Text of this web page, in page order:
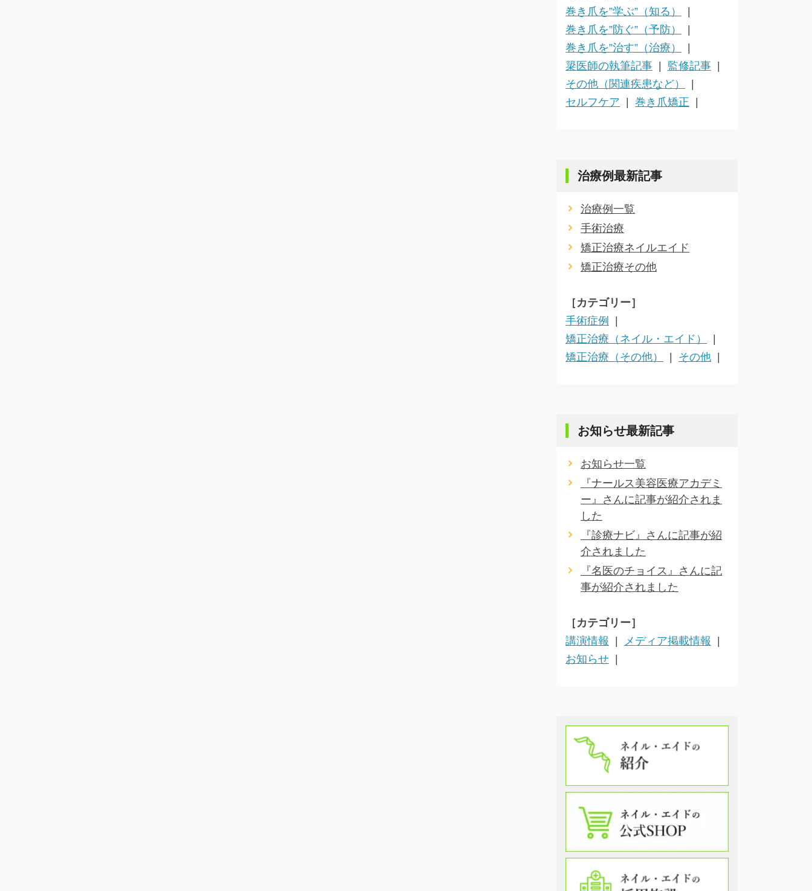
巻き爪を”学ぶ”（知る）
巻き爪を”防ぐ”（予防）
巻き爪を”治す”（治療）
簗医師の執筆記事
監修記事
その他（関連疾患など）
セルフケア
巻き爪矯正
治療例最新記事
治療例一覧
手術治療
矯正治療ネイルエイド
矯正治療その他
［カテゴリー］
手術症例
矯正治療（ネイル・エイド）
矯正治療（その他）
その他
お知らせ最新記事
お知らせ一覧
『ナールス美容医療アカデミ
ー』さんに記事が紹介されま
した
『診療ナビ』さんに記事が紹
介されました
『名医のチョイス』さんに記
事が紹介されました
［カテゴリー］
講演情報
メディア掲載情報
お知らせ